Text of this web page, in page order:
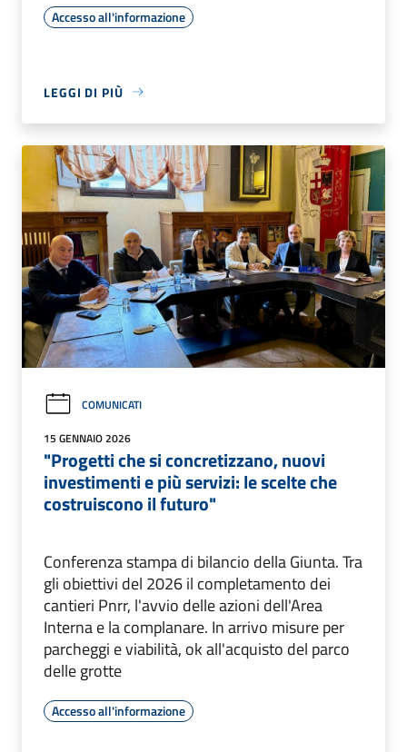
Accesso all'informazione
LEGGI DI PIÙ
COMUNICATI
15 GENNAIO 2026
"Progetti che si concretizzano, nuovi
investimenti e più servizi: le scelte che
costruiscono il futuro"
Conferenza stampa di bilancio della Giunta. Tra
gli obiettivi del 2026 il completamento dei
cantieri Pnrr, l'avvio delle azioni dell'Area
Interna e la complanare. In arrivo misure per
parcheggi e viabilità, ok all'acquisto del parco
delle grotte
Accesso all'informazione